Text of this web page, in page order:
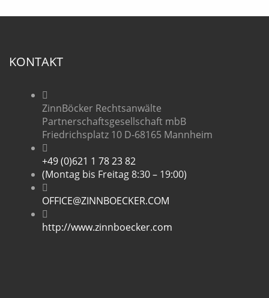
KONTAKT
ZinnBöcker Rechtsanwälte
Partnerschaftsgesellschaft mbB
Friedrichsplatz 10 D-68165 Mannheim
+49 (0)621 1 78 23 82
(Montag bis Freitag 8:30 – 19:00)
OFFICE@ZINNBOECKER.COM
http://www.zinnboecker.com